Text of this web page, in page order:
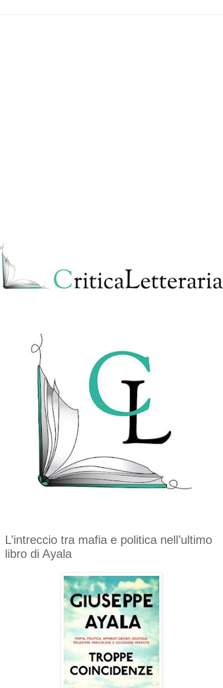
L’intreccio tra mafia e politica nell’ultimo
libro di Ayala